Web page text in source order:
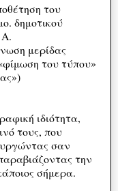
του
δημοτικού
μερίδας
του τύπου»
ιδιότητα,
τους, που
σαν
την
σήμερα.